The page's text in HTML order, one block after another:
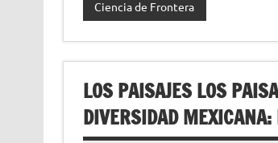
Ciencia de Frontera
LOS PAISAJES LOS
DIVERSIDAD MEXICANA: